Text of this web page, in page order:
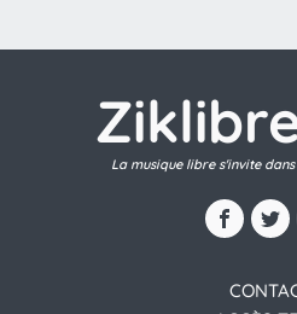
La musique libre s'invite